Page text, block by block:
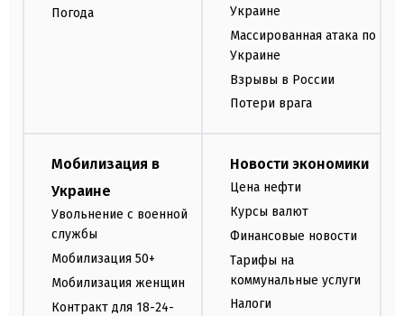
Погода
Украине
Массированная атака по
Украине
Взрывы в России
Потери врага
Мобилизация в
Украине
Увольнение с военной
службы
Мобилизация 50+
Мобилизация женщин
Контракт для 18-24-
Новости экономики
Цена нефти
Курсы валют
Финансовые новости
Тарифы на
коммунальные услуги
Налоги